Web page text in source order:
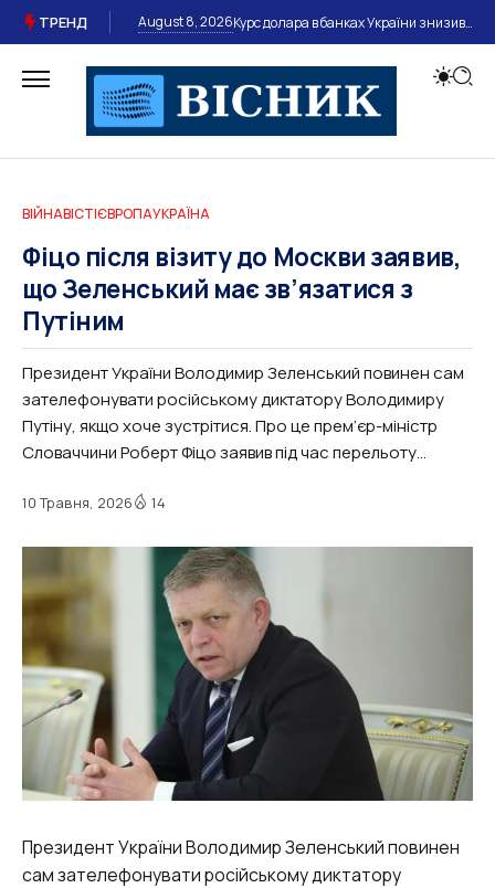
ТРЕНД August 8, 2026 Курс долара в банках України знизився: скільки коштує валюта 6 серпня
ВІЙНАВІСТІЄВРОПАУКРАЇНА
Фіцо після візиту до Москви заявив,
що Зеленський має зв’язатися з
Путіним
Президент України Володимир Зеленський повинен сам
зателефонувати російському диктатору Володимиру
Путіну, якщо хоче зустрітися. Про це прем’єр-міністр
Словаччини Роберт Фіцо заявив під час перельоту...
10 Травня, 2026 14
Президент України Володимир Зеленський повинен
сам зателефонувати російському диктатору